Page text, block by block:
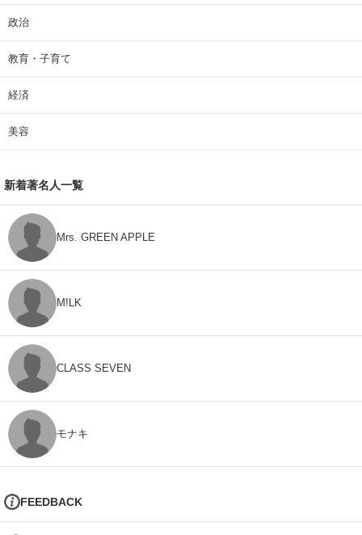
政治
教育・子育て
経済
美容
新着著名人一覧
Mrs. GREEN APPLE
M!LK
CLASS SEVEN
モナキ
FEEDBACK